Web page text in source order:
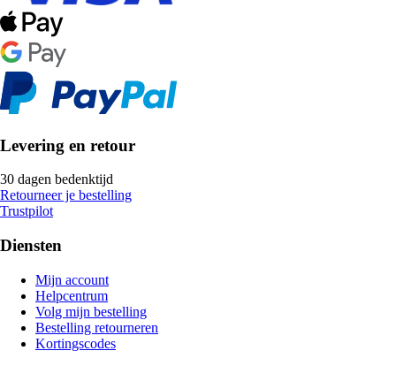
Levering en retour
30 dagen bedenktijd
Retourneer je bestelling
Trustpilot
Diensten
Mijn account
Helpcentrum
Volg mijn bestelling
Bestelling retourneren
Kortingscodes